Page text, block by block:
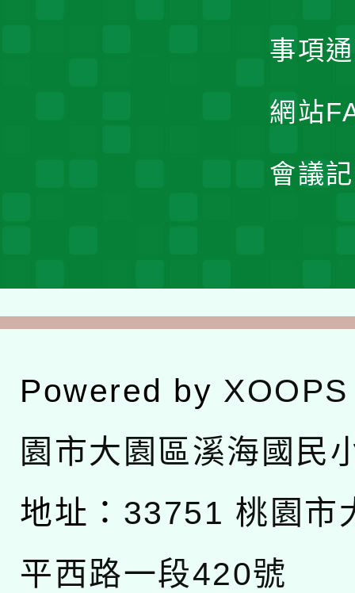
事項
網站
會議
Powered by XOOPS
園市大園區溪海國民
地址： 33751 桃園市
平西路一段420號